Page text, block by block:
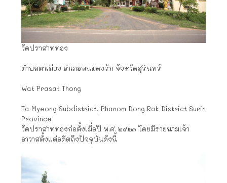
วัดปราสาท​ทอง
ตำบลตาเมียง อำเภอพนมดงรัก จังหวัดสุรินทร์
Wat Prasat Thong
Ta Myeong Subdistrict, Phanom Dong Rak District Surin
Province
วัดปราสาท​ทองก่อตั้งเมื่อปี พ.ศ. ๒๕๒๓ โดยมีรายนามเจ้า
อาวาสตั้งแต่อดีตถึงปัจจุบันดังนี้